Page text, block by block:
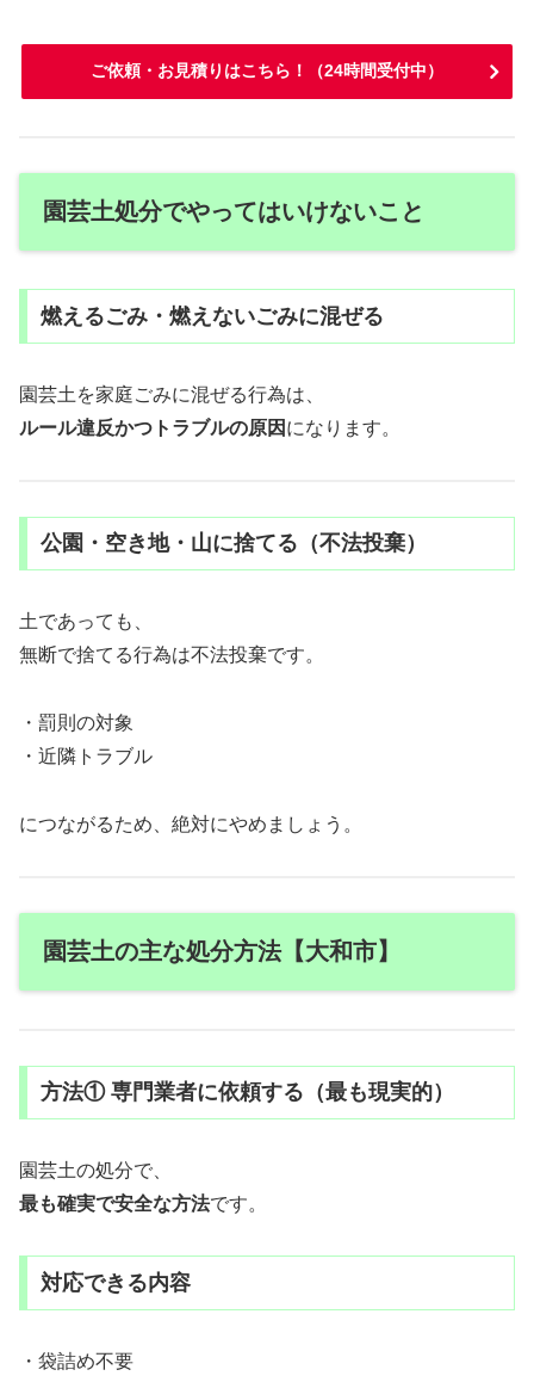
ご依頼・お見積りはこちら！（24時間受付中）
園芸土処分でやってはいけないこと
燃えるごみ・燃えないごみに混ぜる
園芸土を家庭ごみに混ぜる行為は、
ルール違反かつトラブルの原因 になります。
公園・空き地・山に捨てる（不法投棄）
土であっても、
無断で捨てる行為は不法投棄です。
・罰則の対象
・近隣トラブル
につながるため、絶対にやめましょう。
園芸土の主な処分方法【大和市】
方法① 専門業者に依頼する（最も現実的）
園芸土の処分で、
最も確実で安全な方法です。
対応できる内容
・袋詰め不要